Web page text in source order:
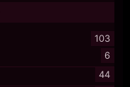
103
6
44